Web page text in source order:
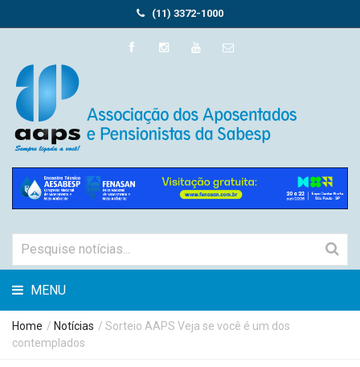
(11) 3372-1000
MENU
Home / Notícias / Sorteio AAPS Veja se você é um dos
contemplados